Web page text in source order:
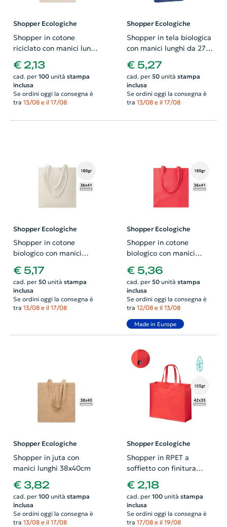
Shopper Ecologiche
Shopper in cotone
riciclato con manici lunghi
da 140gr 38X42cm
€ 2,13
cad. per 100unità stampa
inclusa
Se ordini oggi la consegna è
tra 13/08 e il 17/08
Shopper Ecologiche
Shopper in tela biologica
con manici lunghi da 270g
38x9x42cm
€ 5,27
cad. per 50unità stampa
inclusa
Se ordini oggi la consegna è
tra 13/08 e il 17/08
Shopper Ecologiche
Shopper in cotone
biologico con manici
da 180gr 36x41cm
€ 5,17
cad. per 50unità stampa
inclusa
Se ordini oggi la consegna è
tra 13/08 e il 17/08
Shopper Ecologiche
Shopper in cotone
biologico con manici
da 180gr 36x41cm
€ 5,36
cad. per 50unità stampa
inclusa
Se ordini oggi la consegna è
tra 12/08 e il 13/08
Made in Europe
Shopper Ecologiche
Shopper in juta con
manici lunghi 38x40cm
€ 3,82
cad. per 100unità stampa
inclusa
Se ordini oggi la consegna è
tra 13/08 e il 17/08
Shopper Ecologiche
Shopper in RPET a
soffietto con finitura
laminata in diverse
colorazioni con mainici
lunghi da 105gr
42x35x15cm
€ 2,18
cad. per 100unità stampa
inclusa
Se ordini oggi la consegna è
tra 17/08 e il 19/08